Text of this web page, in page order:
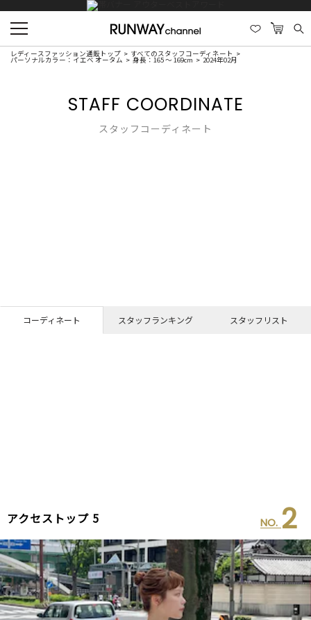
レディースファッション通販トップ すべてのスタッフコーディネート
パーソナルカラー：イエベ オータム 身長：165 ～ 169cm 2024年02月
STAFF COORDINATE
スタッフコーディネート
コーディネート スタッフランキング スタッフリスト
アクセストップ 5 NO. 2